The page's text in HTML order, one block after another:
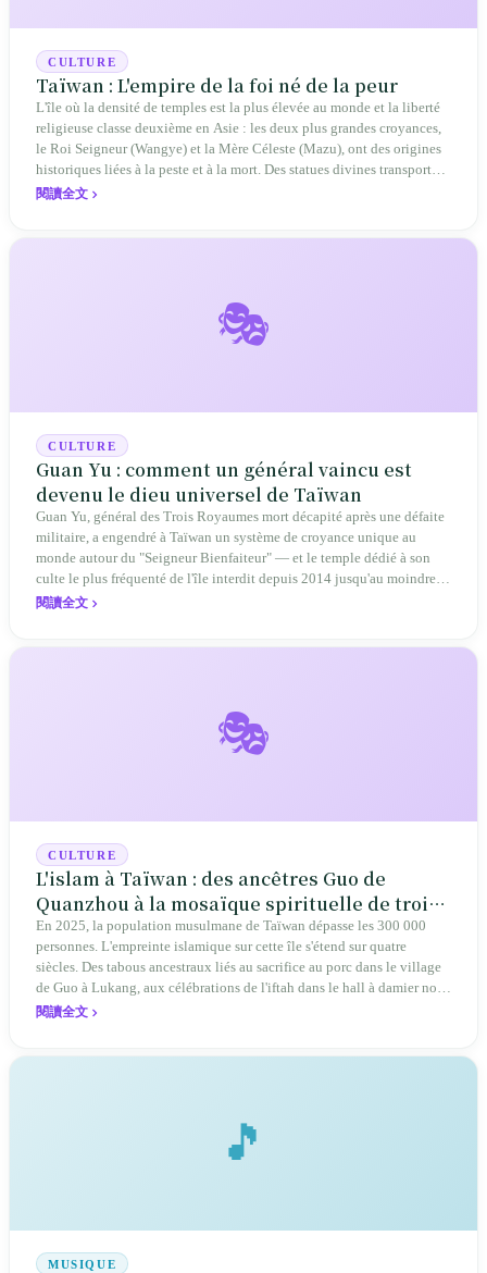
CULTURE
Taïwan : L'empire de la foi né de la peur
L'île où la densité de temples est la plus élevée au monde et la liberté
religieuse classe deuxième en Asie : les deux plus grandes croyances,
le Roi Seigneur (Wangye) et la Mère Céleste (Mazu), ont des origines
historiques liées à la peste et à la mort. Des statues divines transportées
par les immigrants militaires du XVIIe siècle à travers le Détroit
taïwanaise ne réside pas dans les textes sacrés, mais dans l'encens qui
閱讀全文
🎭
CULTURE
Guan Yu : comment un général vaincu est
devenu le dieu universel de Taïwan
Guan Yu, général des Trois Royaumes mort décapité après une défaite
militaire, a engendré à Taïwan un système de croyance unique au
monde autour du "Seigneur Bienfaiteur" — et le temple dédié à son
culte le plus fréquenté de l'île interdit depuis 2014 jusqu'au moindre
bâton d'encens.
閱讀全文
🎭
CULTURE
L'islam à Taïwan : des ancêtres Guo de
Quanzhou à la mosaïque spirituelle de trois
cent mille travailleurs migrants
En 2025, la population musulmane de Taïwan dépasse les 300 000
personnes. L'empreinte islamique sur cette île s'étend sur quatre
siècles. Des tabous ancestraux liés au sacrifice au porc dans le village
de Guo à Lukang, aux célébrations de l'iftah dans le hall à damier noir
et blanc de la gare de Taipei, Taïwan traverse une reconstruction
閱讀全文
🎵
MUSIQUE